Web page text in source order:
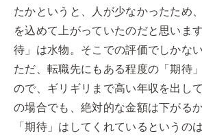
たかというと、人が少なかったため
を込めて上がっていたのだと思いま
待」は水物。そこでの評価でしかない
ただ、転職先にもある程度の「期待
ので、ギリギリまで高い年収を出し
の場合でも、絶対的な金額は下がる
「期待」はしてくれているというの